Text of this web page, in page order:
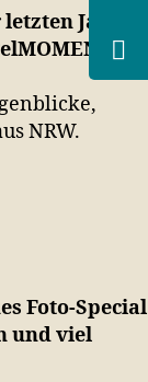
Jahre,
NRW.
Foto-Special
und viel